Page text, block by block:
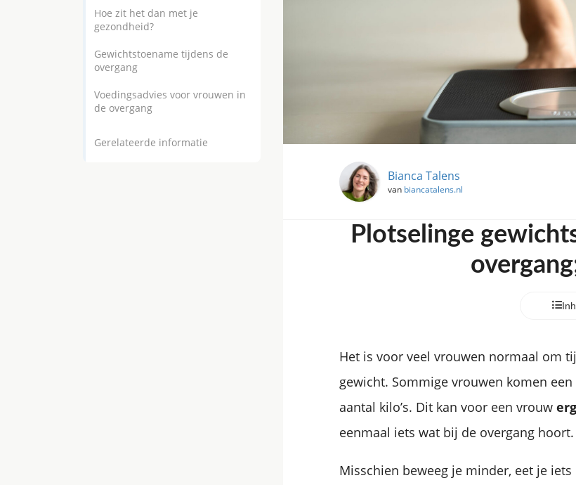
Hoe zit het dan met je
gezondheid?
Gewichtstoename tijdens de
overgang
Voedingsadvies voor vrouwen in
de overgang
Gerelateerde informatie
Bianca Talens
van biancatalens.nl
Plotselinge
Het is voor veel vrouwen normaal om
gewicht. Sommige vrouwen komen
aantal kilo’s. Dit kan voor een vrouw
eenmaal iets wat bij de overgang hoort.
Misschien beweeg je minder, eet je